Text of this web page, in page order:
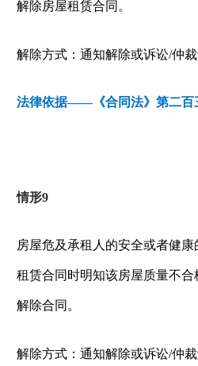
解除房屋租赁合同。
解除方式：通知解除或诉讼/仲
法律依据——《合同法》第二百
情形9
房屋危及承租人的安全或者健
租赁合同时明知该房屋质量不
解除合同。
解除方式：通知解除或诉讼/仲